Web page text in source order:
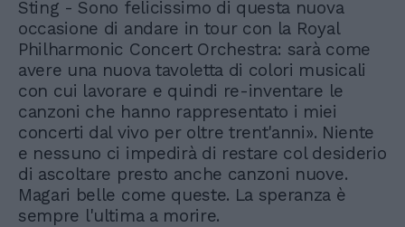
Sting - Sono felicissimo di questa nuova
occasione di andare in tour con la Royal
Philharmonic Concert Orchestra: sarà come
avere una nuova tavoletta di colori musicali
con cui lavorare e quindi re-inventare le
canzoni che hanno rappresentato i miei
concerti dal vivo per oltre trent'anni». Niente
e nessuno ci impedirà di restare col desiderio
di ascoltare presto anche canzoni nuove.
Magari belle come queste. La speranza è
sempre l'ultima a morire.